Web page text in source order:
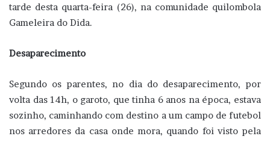
tarde desta quarta-feira (26), na comunidade quilombola
Gameleira do Dida.
Desaparecimento
Segundo os parentes, no dia do desaparecimento, por
volta das 14h, o garoto, que tinha 6 anos na época, estava
sozinho, caminhando com destino a um campo de futebol
nos arredores da casa onde mora, quando foi visto pela